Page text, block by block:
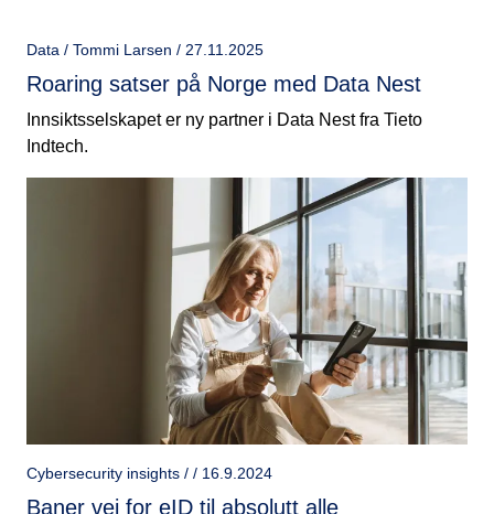
Data / Tommi Larsen / 27.11.2025
Roaring satser på Norge med Data Nest
Innsiktsselskapet er ny partner i Data Nest fra Tieto
Indtech.
Cybersecurity insights / / 16.9.2024
Baner vei for eID til absolutt alle